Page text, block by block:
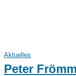
Aktuelles
Peter